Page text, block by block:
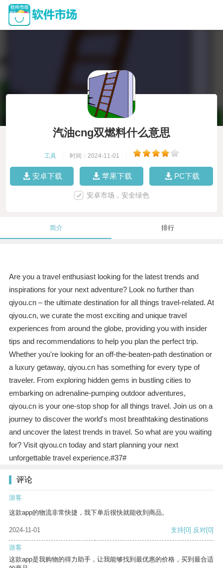
汽油cng双燃料什么意思
工具 时间：2024-11-01
安卓下载 苹果下载 PC下载
安卓市场，安全绿色
简介 排行
Are you a travel enthusiast looking for the latest trends and
inspirations for your next adventure? Look no further than
qiyou.cn – the ultimate destination for all things travel-related. At
qiyou.cn, we curate the most exciting and unique travel
experiences from around the globe, providing you with insider
tips and recommendations to help you plan the perfect trip.
Whether you're looking for an off-the-beaten-path destination or
a luxury getaway, qiyou.cn has something for every type of
traveler. From exploring hidden gems in bustling cities to
embarking on adrenaline-pumping outdoor adventures,
qiyou.cn is your one-stop shop for all things travel. Join us on a
journey to discover the world's most breathtaking destinations
and uncover the latest trends in travel. So what are you waiting
for? Visit qiyou.cn today and start planning your next
unforgettable travel experience.#37#
评论
游客
这款app的物流非常快捷，我下单后很快就能收到商品。
2024-11-01 支持[0] 反对[0]
游客
这款app是我购物的得力助手，让我能够找到最优惠的价格，买到最合适